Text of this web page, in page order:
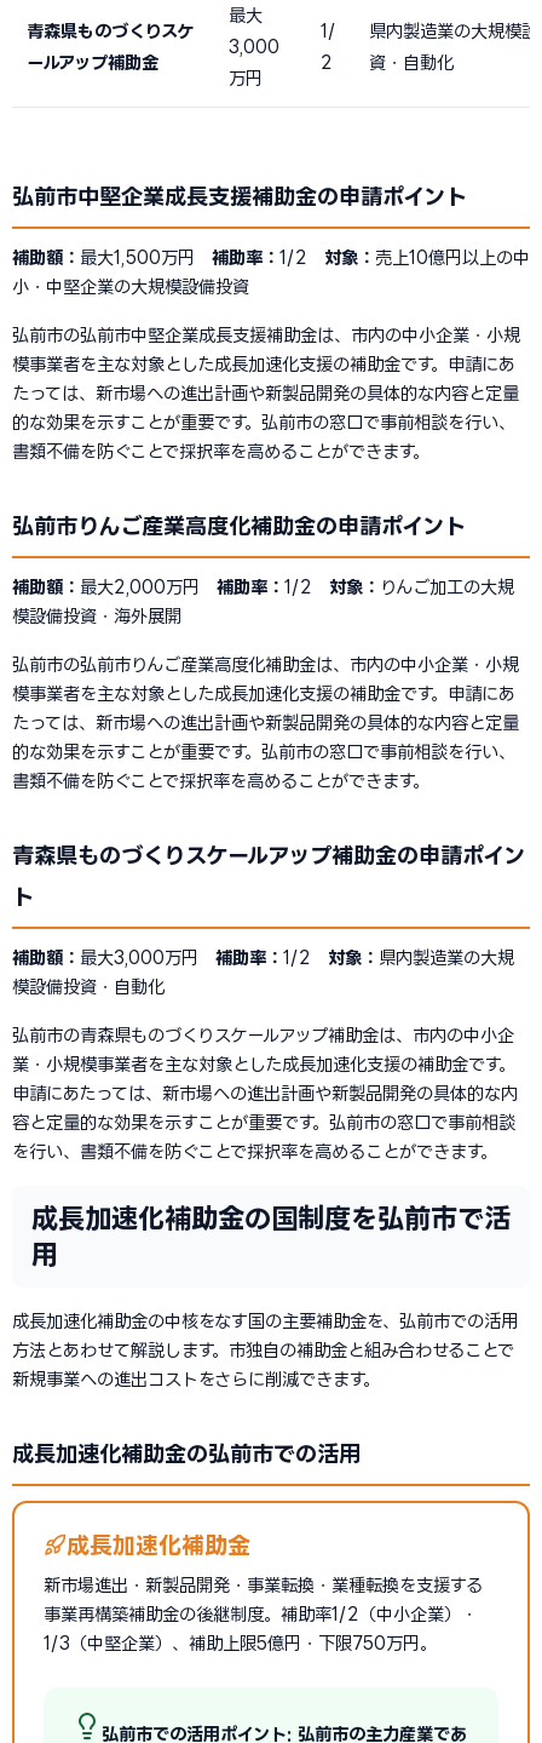
青森県ものづくりスケ
ールアップ補助金
最大
3,000
万円
1/
2
県内製造業の大規模
資・自動化
弘前市中堅企業成長支援補助金の申請ポイント
補助額： 最大1,500万円 補助率： 1/2 対象： 売上10億円以上の中
小・中堅企業の大規模設備投資
弘前市の弘前市中堅企業成長支援補助金は、市内の中小企業・小規
模事業者を主な対象とした成長加速化支援の補助金です。申請にあ
たっては、新市場への進出計画や新製品開発の具体的な内容と定量
的な効果を示すことが重要です。弘前市の窓口で事前相談を行い、
書類不備を防ぐことで採択率を高めることができます。
弘前市りんご産業高度化補助金の申請ポイント
補助額： 最大2,000万円 補助率： 1/2 対象： りんご加工の大規
模設備投資・海外展開
弘前市の弘前市りんご産業高度化補助金は、市内の中小企業・小規
模事業者を主な対象とした成長加速化支援の補助金です。申請にあ
たっては、新市場への進出計画や新製品開発の具体的な内容と定量
的な効果を示すことが重要です。弘前市の窓口で事前相談を行い、
書類不備を防ぐことで採択率を高めることができます。
青森県ものづくりスケールアップ補助金の申請ポイン
ト
補助額： 最大3,000万円 補助率： 1/2 対象： 県内製造業の大規
模設備投資・自動化
弘前市の青森県ものづくりスケールアップ補助金は、市内の中小企
業・小規模事業者を主な対象とした成長加速化支援の補助金です。
申請にあたっては、新市場への進出計画や新製品開発の具体的な内
容と定量的な効果を示すことが重要です。弘前市の窓口で事前相談
を行い、書類不備を防ぐことで採択率を高めることができます。
成長加速化補助金の国制度を弘前市で活
用
成長加速化補助金の中核をなす国の主要補助金を、弘前市での活用
方法とあわせて解説します。市独自の補助金と組み合わせることで
新規事業への進出コストをさらに削減できます。
成長加速化補助金の弘前市での活用
成長加速化補助金
新市場進出・新製品開発・事業転換・業種転換を支援する
事業再構築補助金の後継制度。補助率1/2（中小企業）・
1/3（中堅企業）、補助上限5億円・下限750万円。
弘前市での活用ポイント: 弘前市の主力産業であ